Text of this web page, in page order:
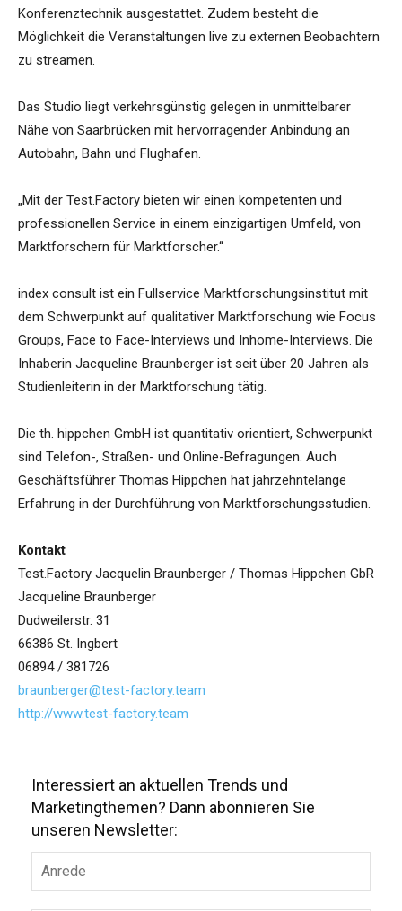
Konferenztechnik ausgestattet. Zudem besteht die
Möglichkeit die Veranstaltungen live zu externen Beobachtern
zu streamen.
Das Studio liegt verkehrsgünstig gelegen in unmittelbarer
Nähe von Saarbrücken mit hervorragender Anbindung an
Autobahn, Bahn und Flughafen.
„Mit der Test.Factory bieten wir einen kompetenten und
professionellen Service in einem einzigartigen Umfeld, von
Marktforschern für Marktforscher.“
index consult ist ein Fullservice Marktforschungsinstitut mit
dem Schwerpunkt auf qualitativer Marktforschung wie Focus
Groups, Face to Face-Interviews und Inhome-Interviews. Die
Inhaberin Jacqueline Braunberger ist seit über 20 Jahren als
Studienleiterin in der Marktforschung tätig.
Die th. hippchen GmbH ist quantitativ orientiert, Schwerpunkt
sind Telefon-, Straßen- und Online-Befragungen. Auch
Geschäftsführer Thomas Hippchen hat jahrzehntelange
Erfahrung in der Durchführung von Marktforschungsstudien.
Kontakt
Test.Factory Jacquelin Braunberger / Thomas Hippchen GbR
Jacqueline Braunberger
Dudweilerstr. 31
66386 St. Ingbert
06894 / 381726
braunberger@test-factory.team
http://www.test-factory.team
Interessiert an aktuellen Trends und
Marketingthemen? Dann abonnieren Sie
unseren Newsletter: